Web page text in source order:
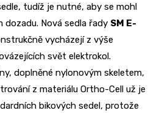
tudíž je nutné, aby se mohl
dozadu. Nová sedla řady SM E-
vycházejí z výše
svět elektrokol.
doplněné nylonovým skeletem,
z materiálu Ortho-Cell už je
bikových sedel, protože